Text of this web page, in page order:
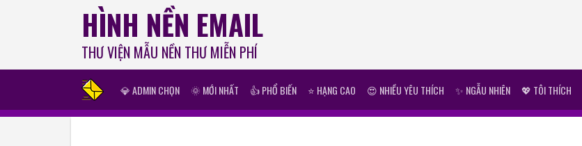
HÌNH NỀN EMAIL
THƯ VIỆN MẪU NỀN THƯ MIỄN PHÍ
💎 ADMIN CHỌN 🌞 MỚI NHẤT 👍 PHỔ BIẾN ⭐ HẠNG CAO 😍 NHIỀU YÊU THÍCH ✨ NGẪU NHIÊN 💖 TÔI THÍCH